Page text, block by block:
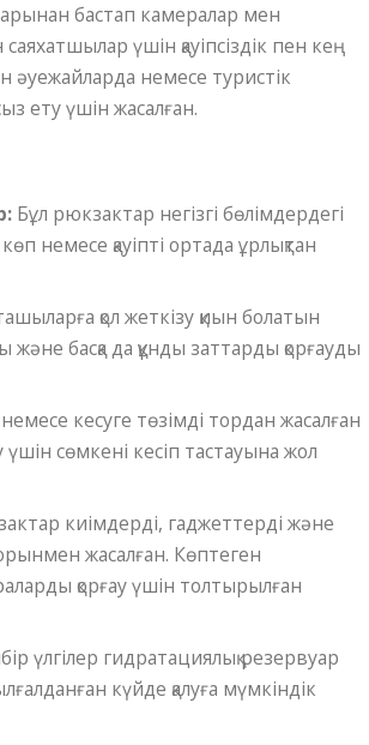
бастап камералар мен
үшін қауіпсіздік пен кең
немесе туристік
ету үшін жасалған.
Бұл рюкзактар ​​негізгі бөлімдердегі
немесе қауіпті ортада ұрлықтан
қол жеткізу қиын болатын
басқа да құнды заттарды қорғауды
кесуге төзімді тордан жасалған
сөмкені кесіп тастауына жол
​​киімдерді, гаджеттерді және
жасалған. Көптеген
қорғау үшін толтырылған
үлгілер гидратациялық резервуар
күйде қалуға мүмкіндік